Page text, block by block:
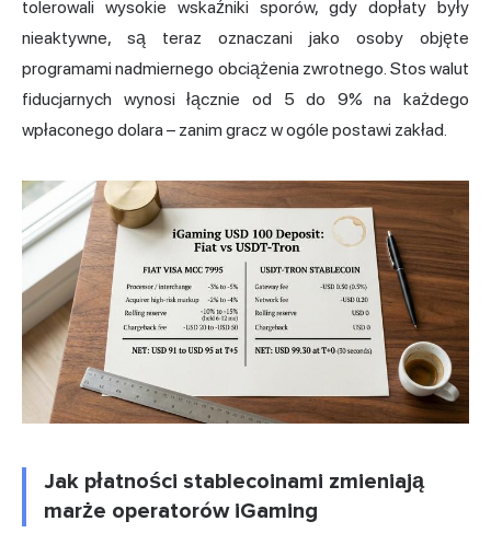
tolerowali wysokie wskaźniki sporów, gdy dopłaty były
nieaktywne, są teraz oznaczani jako osoby objęte
programami nadmiernego obciążenia zwrotnego. Stos walut
fiducjarnych wynosi łącznie od 5 do 9% na każdego
wpłaconego dolara – zanim gracz w ogóle postawi zakład.
Jak płatności stablecoinami zmieniają
marże operatorów iGaming